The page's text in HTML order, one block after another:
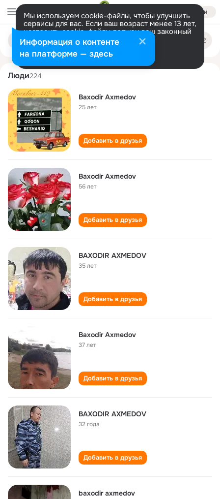
Войти
Мы используем cookie-файлы, чтобы улучшить
сервисы для вас. Если ваш возраст менее 13 лет,
настроить cookie-файлы должен ваш законный
представитель. Больше информации
Разрешить все Настроить
Поиск
людям
baxodir axmedov
Люди224
Baxodir Axmedov
25 лет
Добавить в друзья
Baxodir Axmedov
56 лет
Добавить в друзья
BAXODIR AXMEDOV
35 лет
Добавить в друзья
Baxodir Axmedov
37 лет
Добавить в друзья
BAXODIR AXMEDOV
32 года
Добавить в друзья
baxodir axmedov
Информация о контенте
на платформе — здесь